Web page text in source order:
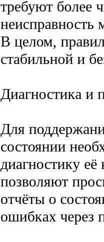
требуют более
неисправность
В целом,
стабильной и
Диагностика и
Для
состоянии
диагностику
позволяют
отчёты о
ошибках через